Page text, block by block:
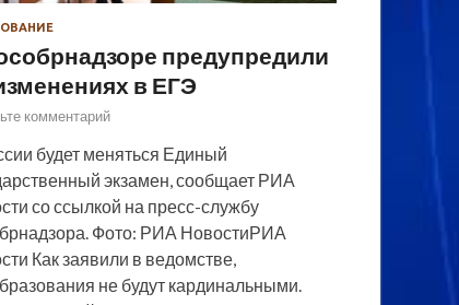
предупредили
в ЕГЭ
комментарий
будет меняться Единый
экзамен, сообщает РИА
со ссылкой на пресс-службу
Фото: РИА НовостиРИА
Как заявили в ведомстве,
не будут кардинальными.